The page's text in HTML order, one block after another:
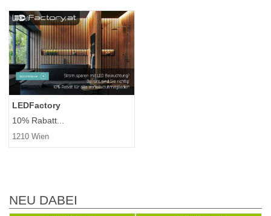
LEDFactory
10% Rabatt...
1210 Wien
NEU DABEI